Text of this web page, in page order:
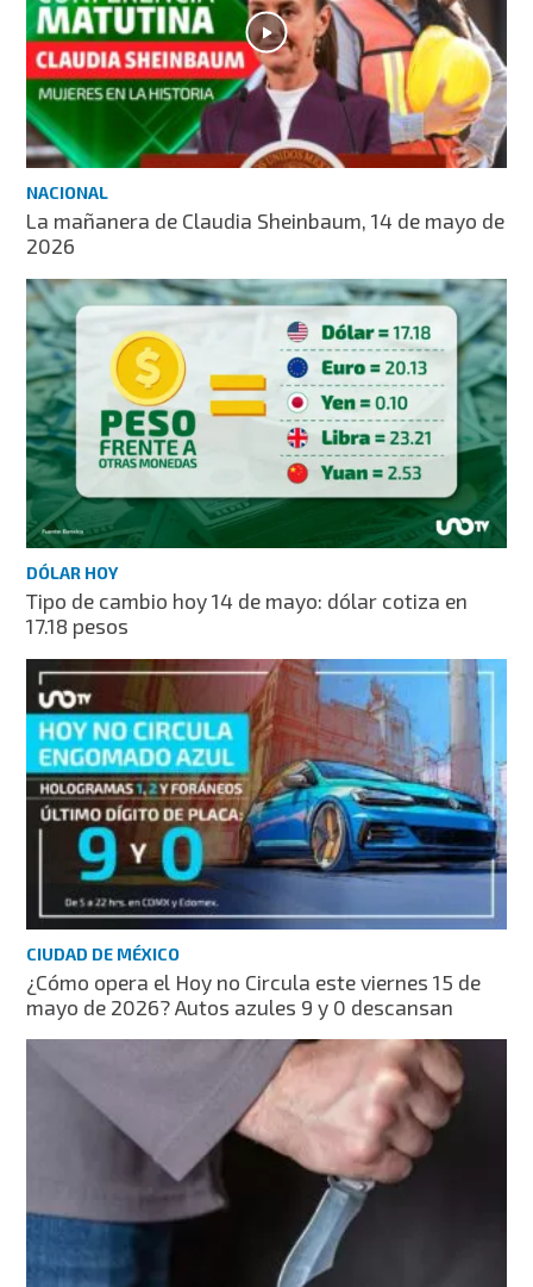
NACIONAL
La mañanera de Claudia Sheinbaum, 14 de mayo de
2026
DÓLAR HOY
Tipo de cambio hoy 14 de mayo: dólar cotiza en
17.18 pesos
CIUDAD DE MÉXICO
¿Cómo opera el Hoy no Circula este viernes 15 de
mayo de 2026? Autos azules 9 y 0 descansan